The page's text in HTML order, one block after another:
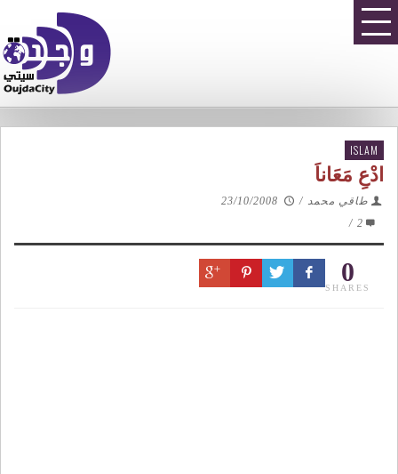
ISLAM
ادْعِ مَعَاناَ
طاقي محمد /
23/10/2008
2
/
0
SHARES